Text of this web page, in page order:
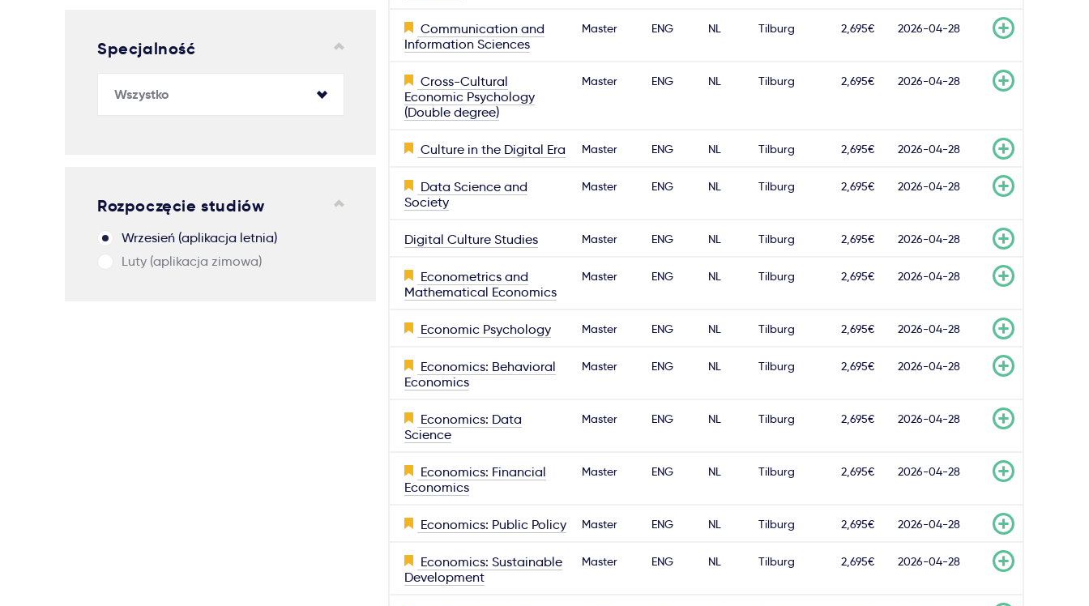
Specjalność
Rozpoczęcie studiów
Wrzesień (aplikacja letnia)
Luty (aplikacja zimowa)
Communication and
Information Sciences
Master ENG NL Tilburg 2,695€ 2026-04-28
Cross-Cultural
Economic Psychology
(Double degree)
Master ENG NL Tilburg 2,695€ 2026-04-28
Culture in the Digital Era Master ENG NL Tilburg 2,695€ 2026-04-28
Data Science and
Society
Master ENG NL Tilburg 2,695€ 2026-04-28
Digital Culture Studies Master ENG NL Tilburg 2,695€ 2026-04-28
Econometrics and
Mathematical Economics
Master ENG NL Tilburg 2,695€ 2026-04-28
Economic Psychology Master ENG NL Tilburg 2,695€ 2026-04-28
Economics: Behavioral
Economics
Master ENG NL Tilburg 2,695€ 2026-04-28
Economics: Data
Science
Master ENG NL Tilburg 2,695€ 2026-04-28
Economics: Financial
Economics
Master ENG NL Tilburg 2,695€ 2026-04-28
Economics: Public Policy Master ENG NL Tilburg 2,695€ 2026-04-28
Economics: Sustainable
Development
Master ENG NL Tilburg 2,695€ 2026-04-28